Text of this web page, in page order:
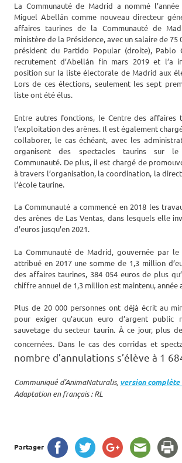
La Communauté de Madrid a nommé
Miguel Abellán comme nouveau directeur
affaires taurines de la Communauté de
ministère de la Présidence, avec un salaire de 75
président du Partido Popular (droite), Pablo
recrutement d’Abellán fin mars 2019 et l’a
position sur la liste électorale de Madrid aux
Lors de ces élections, seulement les sept
liste ont été élus.
Entre autres fonctions, le Centre des affaires
l’exploitation des arènes. Il est également
collaborer, le cas échéant, avec les
organisent des spectacles taurins sur
Communauté. De plus, il est chargé de
à travers l’organisation, la coordination, la
l’école taurine.
La Communauté a commencé en 2018 les
des arènes de Las Ventas, dans lesquels elle
d’euros jusqu’en 2021.
La Communauté de Madrid, gouvernée par
attribué en 2017 une somme de 1,3 million
des affaires taurines, 384 054 euros de plus
chiffre annuel de 1,3 million est maintenu, année
Plus de 20 000 personnes ont déjà écrit au
pour exiger qu’aucun euro d’argent
sauvetage du secteur taurin. À ce jour, plus
concernées. Dans le cas des corridas et
nombre d’annulations s’élève à 1
Communiqué d’AnimaNaturalis, version complète
Adaptation en français : RL
Partager